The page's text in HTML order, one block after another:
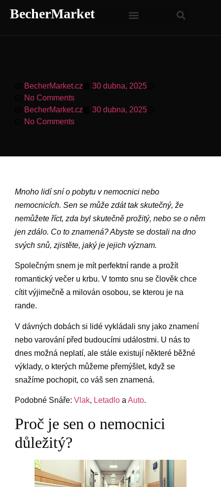
BecherMarket
BecherMarket.cz 30 dubna, 2025
No Comments
BecherMarket.cz
30 dubna, 2025
No Comments
Mnoho lidí sní o pobytu v nemocnici nebo
nemocnicích. Sen se může zdát tak skutečný, že
nemůžete říct, zda byl skutečně prožitý, nebo se o něm
jen zdálo. Co to znamená? Abyste se dostali na dno
svých snů, zjistěte, jaký je jejich význam.
Společným snem je mít perfektní rande a prožít
romantický večer u krbu. V tomto snu se člověk chce
cítit výjimečně a milován osobou, se kterou je na
rande.
V dávných dobách si lidé vykládali sny jako znamení
nebo varování před budoucími událostmi. U nás to
dnes možná neplatí, ale stále existují některé běžné
výklady, o kterých můžeme přemýšlet, když se
snažíme pochopit, co váš sen znamená.
Podobné Snáře: Vlak, Letadlo a Auto.
Proč je sen o nemocnici
důležitý?